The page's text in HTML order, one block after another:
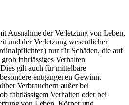
Ausnahme der Verletzung von Leben,
und der Verletzung wesentlicher
nur für Schäden, die auf
fahrlässiges Verhalten
gilt auch für mittelbare
entgangenen Gewinn.
Verbrauchern außer bei
fahrlässigem Verhalten oder bei
von Leben, Körper und